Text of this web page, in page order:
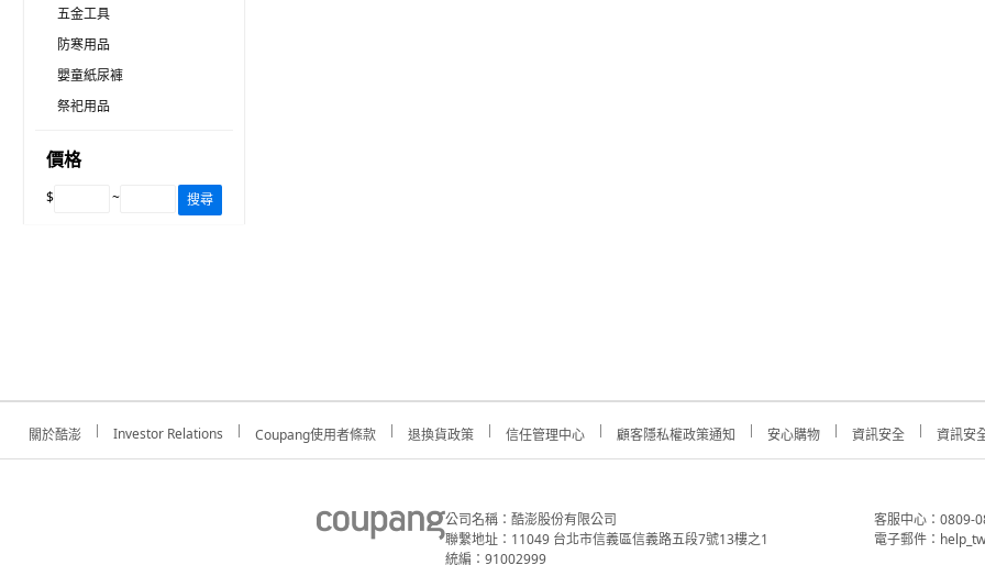
五金工具
防寒用品
嬰童紙尿褲
祭祀用品
價格
$ ~ 搜尋
關於酷澎 Investor Relations Coupang使用者條款 退換貨政策 信任管理中心 顧客隱私權政策通知 安心購物 資訊安全 資訊安
公司名稱：酷澎股份有限公司
聯繫地址：11049 台北市信義區信義路五段7號13樓之1
統編：91002999
客服中心：0809-
電子郵件：